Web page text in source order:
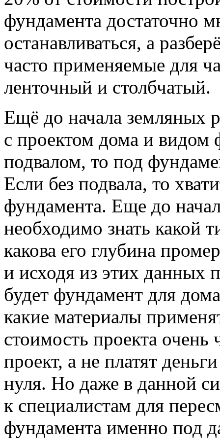
фундамента достаточно
останавливаться, а
часто применяемые для
ленточный и столбчатый.
Ещё до начала земляных
с проектом дома и видом
подвалом, то под
Если без подвала, то
фундамента. Еще до
необходимо знать какой
какова его глубина
и исходя из этих данных
будет фундамент для
какие материалы
стоимость проекта
проект, а не платят
нуля. Но даже в данной
к специалистам для
фундамента именно под